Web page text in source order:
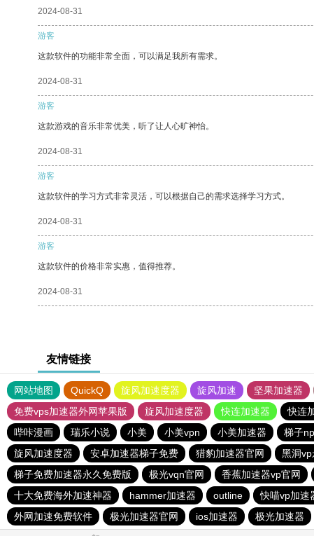
2024-08-31
游客
这款软件的功能非常全面，可以满足我所有需求。
2024-08-31
游客
这款游戏的音乐非常优美，听了让人心旷神怡。
2024-08-31
游客
这款软件的学习方式非常灵活，可以根据自己的需求选择学习方式。
2024-08-31
游客
这款软件的价格非常实惠，值得推荐。
2024-08-31
友情链接
网站地图 QuickQ 旋风加速度器 旋风加速 坚果加速器
免费vps加速器外网苹果版
旋风加速度器 快连加速器 快连
哔咔漫画
瑞乐小说 小美 小美vpn 小美加速器 梯子
旋风加速度器
安卓加速器梯子免费 猎豹加速器官网 黑洞vp
梯子免费加速器永久免费版
极光vqn官网 香蕉加速器vp官网
十大免费海外加速神器
hammer加速器 outline 快喵vp加速
外网加速免费软件
极光加速器官网 ios加速器 极光加速器